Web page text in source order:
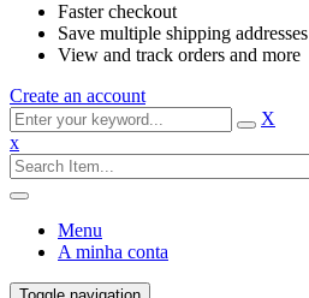
Faster checkout
Save multiple shipping addresses
View and track orders and more
Create an account
X
x
Menu
A minha conta